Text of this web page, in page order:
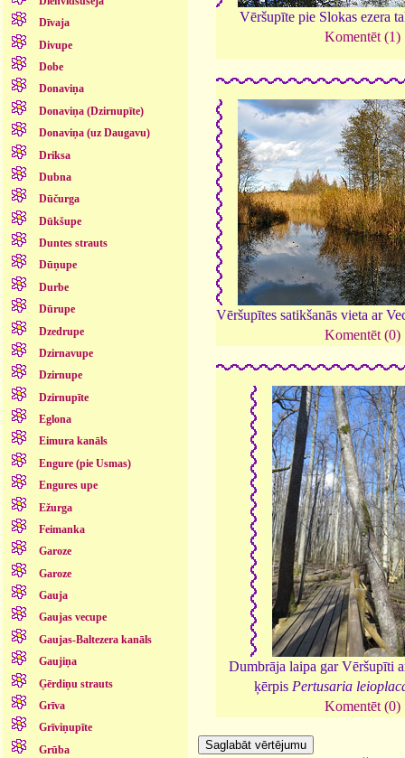
Dīvaja
Divupe
Dobe
Donaviņa
Donaviņa (Dzirnupīte)
Donaviņa (uz Daugavu)
Driksa
Dubna
Dūčurga
Dūkšupe
Duntes strauts
Dūņupe
Durbe
Dūrupe
Dzedrupe
Dzirnavupe
Dzirnupe
Dzirnupīte
Eglona
Eimura kanāls
Engure (pie Usmas)
Engures upe
Ežurga
Feimanka
Garoze
Garoze
Gauja
Gaujas vecupe
Gaujas-Baltezera kanāls
Gaujiņa
Ģērdiņu strauts
Grīva
Grīviņupīte
Grūba
Vēršupīte pie Slokas ezera
Komentēt (1)
Vēršupītes satikšanās vieta ar
Komentēt (0)
Dumbrāja laipa gar Vēršupīti
ķērpis Pertusaria
Komentēt (0)